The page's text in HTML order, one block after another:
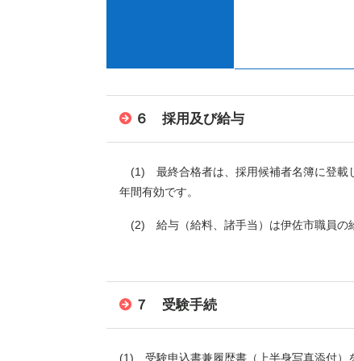
６ 採用及び給与
(1) 最終合格者は、採用候補者名簿に登載
年間有効です。
(2) 給与（給料、諸手当）は伊佐市職員の
７ 受験手続
(1) 受験申込書兼履歴書（上半身写真添付）